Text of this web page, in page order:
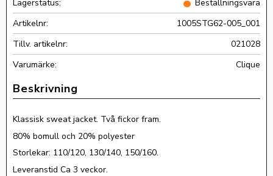
Lagerstatus
Beställningsvara
Artikelnr
1005STG62-005_001
Tillv. artikelnr
021028
Clique
Klassisk sweat jacket. Två fickor fram.
80% bomull och 20% polyester
Storlekar: 110/120, 130/140, 150/160.
Leveranstid Ca 3 veckor.